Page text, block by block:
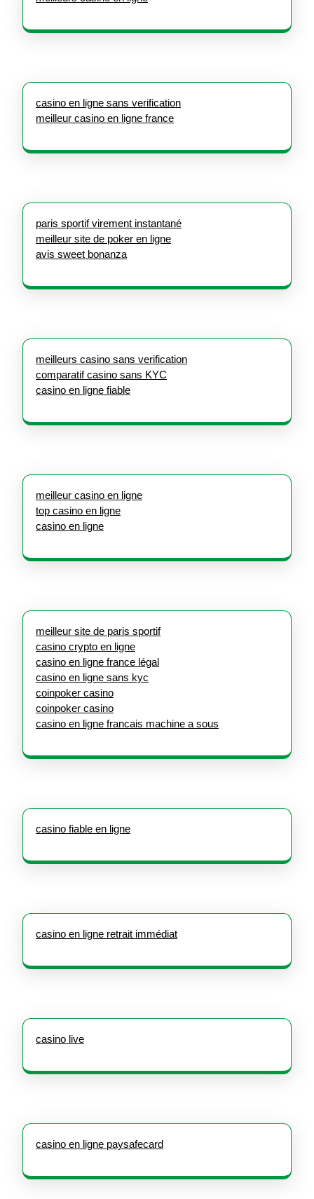
casino en ligne sans verification
meilleur casino en ligne france
paris sportif virement instantané
meilleur site de poker en ligne
avis sweet bonanza
meilleurs casino sans verification
comparatif casino sans KYC
casino en ligne fiable
meilleur casino en ligne
top casino en ligne
casino en ligne
meilleur site de paris sportif
casino crypto en ligne
casino en ligne france légal
casino en ligne sans kyc
coinpoker casino
coinpoker casino
casino en ligne francais machine a sous
casino fiable en ligne
casino en ligne retrait immédiat
casino live
casino en ligne paysafecard